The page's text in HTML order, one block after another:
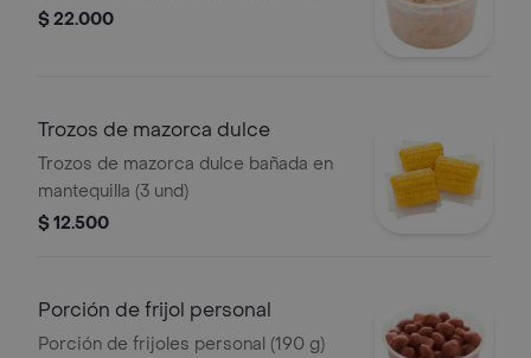
$ 22.000
Trozos de mazorca dulce
Trozos de mazorca dulce bañada en
mantequilla (3 und)
$ 12.500
Porción de frijol personal
Porción de frijoles personal (190 g)